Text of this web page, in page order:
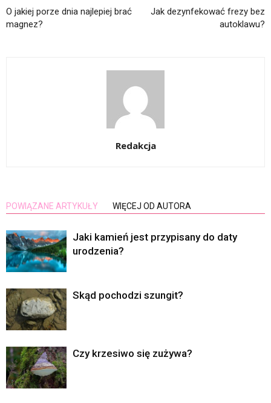
O jakiej porze dnia najlepiej brać
magnez?
Jak dezynfekować frezy bez
autoklawu?
Redakcja
POWIĄZANE ARTYKUŁY WIĘCEJ OD AUTORA
Jaki kamień jest przypisany do daty
urodzenia?
Skąd pochodzi szungit?
Czy krzesiwo się zużywa?